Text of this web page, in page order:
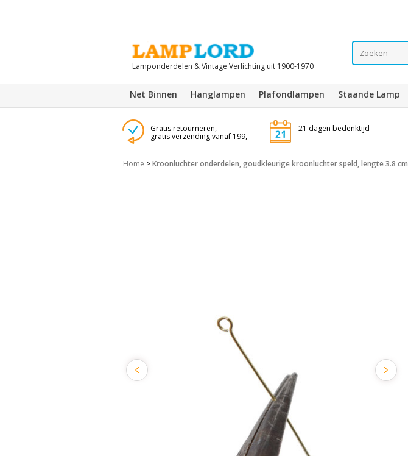
Lamponderdelen & Vintage Verlichting uit 1900-1970
Net Binnen Hanglampen Plafondlampen Staande Lamp
Gratis retourneren,
gratis verzending vanaf 199,-
21 dagen bedenktijd
Home >Kroonluchter onderdelen, goudkleurige kroonluchter speld, lengte 3.8 cm